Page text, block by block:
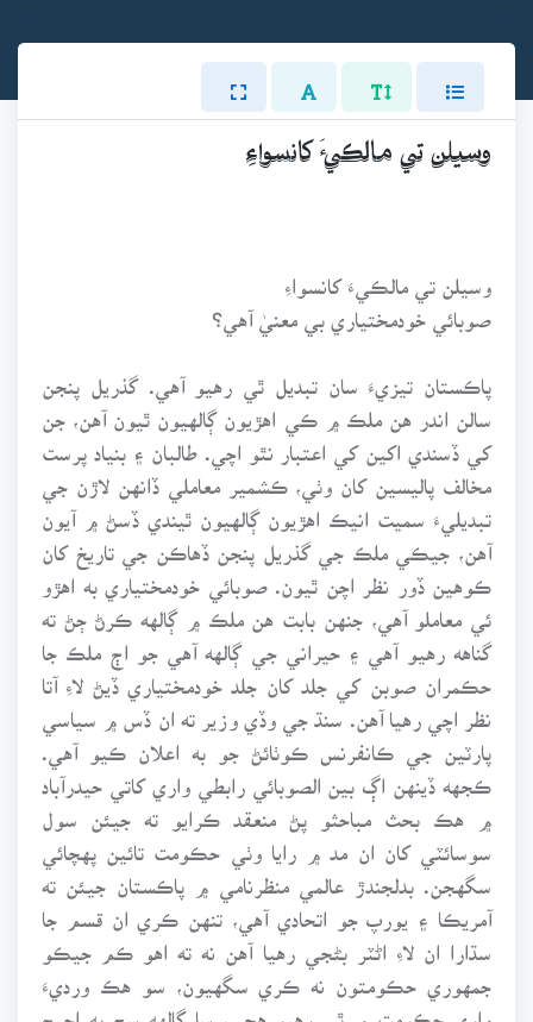
وسيلن تي مالڪيءَ کانسواءِ
وسيلن تي مالڪيءَ کانسواءِ
صوبائي خودمختياري بي معنيٰ آهي؟
پاڪستان تيزيءَ سان تبديل ٿي رهيو آهي. گذريل پنجن
سالن اندر هن ملڪ ۾ ڪي اهڙيون ڳالهيون ٿيون آهن، جن
کي ڏسندي اکين کي اعتبار نٿو اچي. طالبان ۽ بنياد پرست
مخالف پاليسين کان وٺي، ڪشمير معاملي ڏانهن لاڙن جي
تبديليءَ سميت انيڪ اهڙيون ڳالهيون ٿيندي ڏسڻ ۾ آيون
آهن، جيڪي ملڪ جي گذريل پنجن ڏهاڪن جي تاريخ کان
ڪوهين ڏور نظر اچن ٿيون. صوبائي خودمختياري به اهڙو
ئي معاملو آهي، جنهن بابت هن ملڪ ۾ ڳالهه ڪرڻ ڄڻ ته
گناهه رهيو آهي ۽ حيراني جي ڳالهه آهي جو اڄ ملڪ جا
حڪمران صوبن کي جلد کان جلد خودمختياري ڏيڻ لاءِ آتا
نظر اچي رهيا آهن. سنڌ جي وڏي وزير ته ان ڏس ۾ سياسي
پارٽين جي ڪانفرنس ڪوٺائڻ جو به اعلان ڪيو آهي.
ڪجهه ڏينهن اڳ بين الصوبائي رابطي واري کاتي حيدرآباد
۾ هڪ بحث مباحثو پڻ منعقد ڪرايو ته جيئن سول
سوسائٽي کان ان مد ۾ رايا وٺي حڪومت تائين پهچائي
سگهجن. بدلجندڙ عالمي منظرنامي ۾ پاڪستان جيئن ته
آمريڪا ۽ يورپ جو اتحادي آهي، تنهن ڪري ان قسم جا
سڌارا ان لاءِ اڻٽر بڻجي رهيا آهن نه ته اهو ڪم جيڪو
جمهوري حڪومتون نه ڪري سگهيون، سو هڪ ورديءَ
واري حڪومت ۾ ٿي رهيو هجي، سا ڳالهه سچ به اچرج